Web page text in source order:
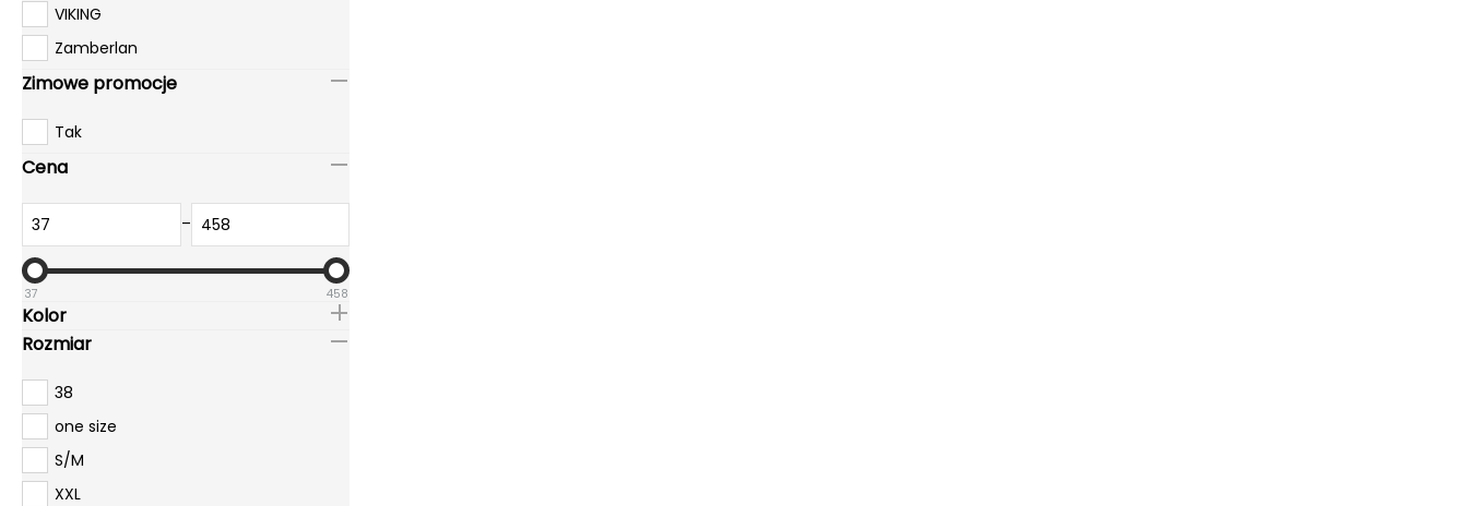
VIKING
Zamberlan
Zimowe promocje
Tak
Cena
–
37 458
Kolor
Rozmiar
38
one size
S/M
XXL